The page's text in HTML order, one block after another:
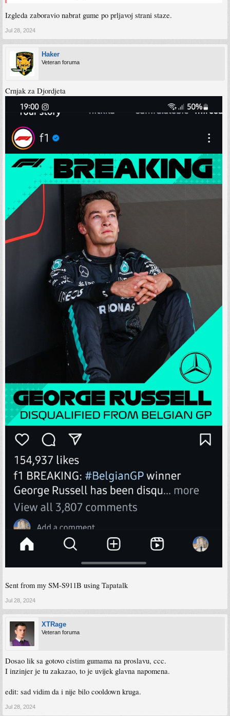
Izgleda zaboravio nabrat gume po prljavoj strani staze.
Jul 28, 2024
Haker
Veteran foruma
Crnjak za Djordjeta
Sent from my SM-S911B using Tapatalk
Jul 28, 2024
XTRage
Veteran foruma
Dosao lik sa gotovo cistim gumama na proslavu, ccc.
I inzinjer je tu zakazao, to je uvijek glavna napomena.
edit: sad vidim da i nije bilo cooldown kruga.
Jul 28, 2024